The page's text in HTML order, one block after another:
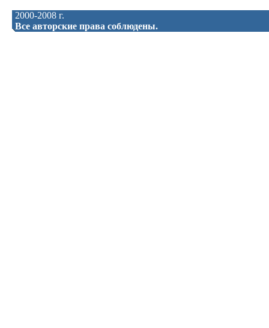
2000-2008 г.
Все авторские права соблюдены.